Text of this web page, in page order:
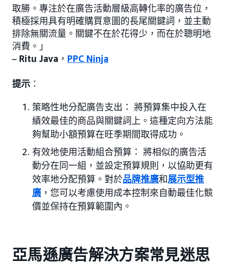
取勝。專注於在廣告活動層級高轉化率的廣告位，
積極採用具有明確購買意圖的長尾關鍵詞，並主動
排除無關流量。關鍵不在於花得少，而在於聰明地
消費。」
– Ritu Java ， PPC Ninja
提示 ：
策略性地分配廣告支出： 將預算集中投入在
績效最佳的商品與關鍵詞上。這種定向方法能
夠幫助小額預算在旺季期間取得成功。
有效地使用活動組合預算： 將相似的廣告活
動分在同一組，並設定預算規則，以協助更有
效率地分配預算。對於品牌推廣和展示型推
廣 ，您可以考慮使用成本控制來自動最佳化競
價並保持在預算範圍內。
亞馬遜廣告解決方案常見迷思